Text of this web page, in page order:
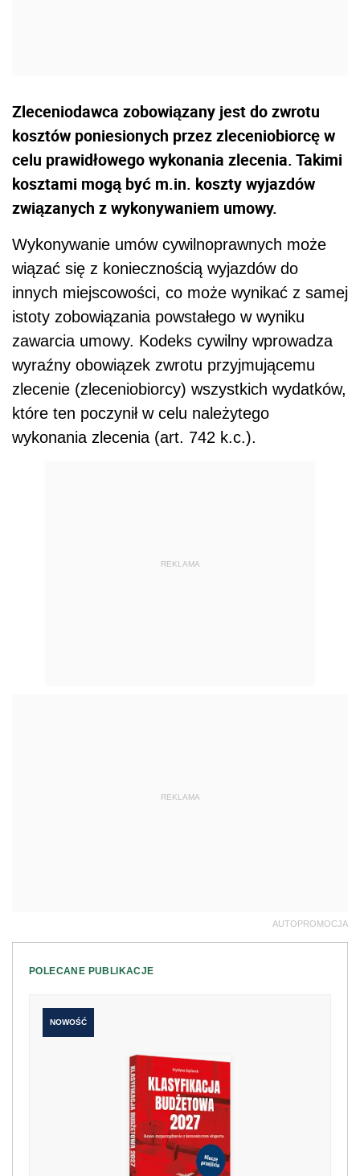
Zleceniodawca zobowiązany jest do zwrotu
kosztów poniesionych przez zleceniobiorcę w
celu prawidłowego wykonania zlecenia. Takimi
kosztami mogą być m.in. koszty wyjazdów
związanych z wykonywaniem umowy.
Wykonywanie umów cywilnoprawnych może
wiązać się z koniecznością wyjazdów do
innych miejscowości, co może wynikać z samej
istoty zobowiązania powstałego w wyniku
zawarcia umowy. Kodeks cywilny wprowadza
wyraźny obowiązek zwrotu przyjmującemu
zlecenie (zleceniobiorcy) wszystkich wydatków,
które ten poczynił w celu należytego
wykonania zlecenia (art. 742 k.c.).
REKLAMA
REKLAMA
AUTOPROMOCJA
POLECANE PUBLIKACJE
NOWOŚĆ